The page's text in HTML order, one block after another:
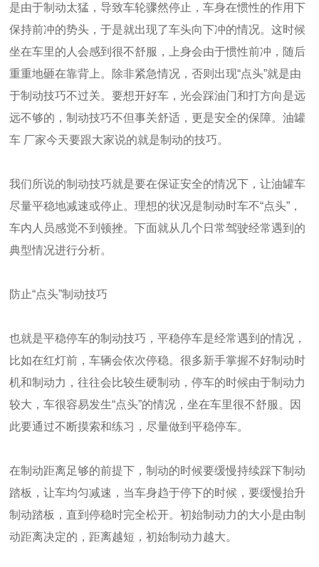
是由于制动太猛，导致车轮骤然停止，车身在惯性的作用下
保持前冲的势头，于是就出现了车头向下冲的情况。这时候
坐在车里的人会感到很不舒服，上身会由于惯性前冲，随后
重重地砸在靠背上。除非紧急情况，否则出现“点头”就是由
于制动技巧不过关。要想开好车，光会踩油门和打方向是远
远不够的，制动技巧不但事关舒适，更是安全的保障。油罐
车 厂家今天要跟大家说的就是制动的技巧。
我们所说的制动技巧就是要在保证安全的情况下，让油罐车
尽量平稳地减速或停止。理想的状况是制动时车不“点头”，
车内人员感觉不到顿挫。下面就从几个日常驾驶经常遇到的
典型情况进行分析。
防止“点头”制动技巧
也就是平稳停车的制动技巧，平稳停车是经常遇到的情况，
比如在红灯前，车辆会依次停稳。很多新手掌握不好制动时
机和制动力，往往会比较生硬制动，停车的时候由于制动力
较大，车很容易发生“点头”的情况，坐在车里很不舒服。因
此要通过不断摸索和练习，尽量做到平稳停车。
在制动距离足够的前提下，制动的时候要缓慢持续踩下制动
踏板，让车均匀减速，当车身趋于停下的时候，要缓慢抬升
制动踏板，直到停稳时完全松开。初始制动力的大小是由制
动距离决定的，距离越短，初始制动力越大。